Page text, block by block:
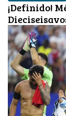
¡Definido!